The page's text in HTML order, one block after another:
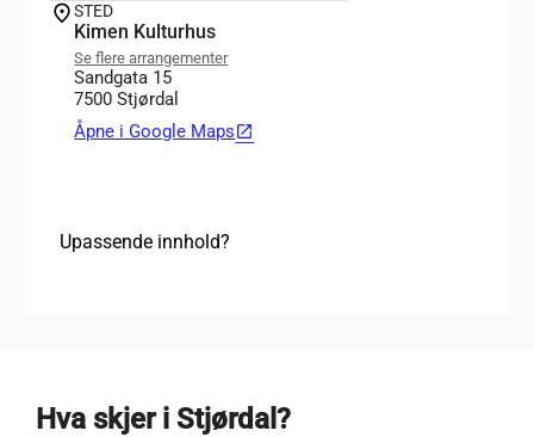
STED
Kimen Kulturhus
Se flere arrangementer
Sandgata 15
7500 Stjørdal
Åpne i Google Mapsopen_in_new
Upassende innhold?
Hva skjer i Stjørdal?